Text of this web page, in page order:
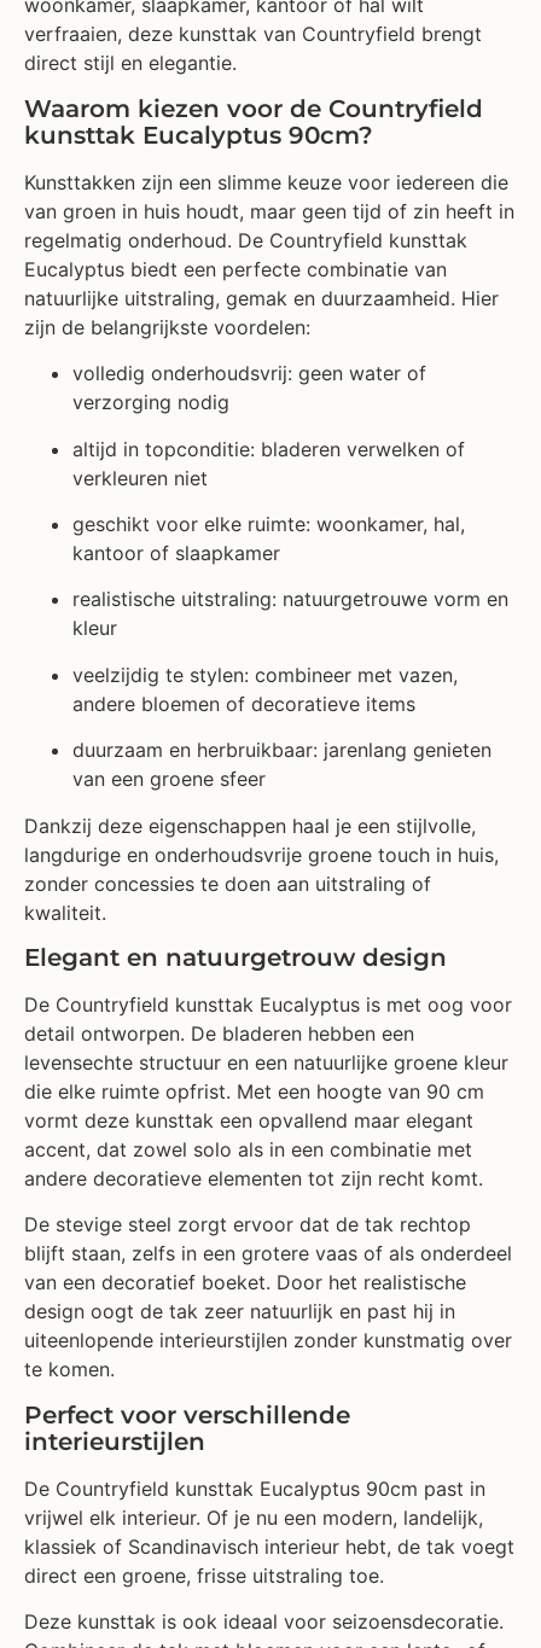
woonkamer, slaapkamer, kantoor of hal wilt
verfraaien, deze kunsttak van Countryfield brengt
direct stijl en elegantie.
Waarom kiezen voor de Countryfield
kunsttak Eucalyptus 90cm?
Kunsttakken zijn een slimme keuze voor iedereen die
van groen in huis houdt, maar geen tijd of zin heeft in
regelmatig onderhoud. De Countryfield kunsttak
Eucalyptus biedt een perfecte combinatie van
natuurlijke uitstraling, gemak en duurzaamheid. Hier
zijn de belangrijkste voordelen:
volledig onderhoudsvrij: geen water of
verzorging nodig
altijd in topconditie: bladeren verwelken of
verkleuren niet
geschikt voor elke ruimte: woonkamer, hal,
kantoor of slaapkamer
realistische uitstraling: natuurgetrouwe vorm en
kleur
veelzijdig te stylen: combineer met vazen,
andere bloemen of decoratieve items
duurzaam en herbruikbaar: jarenlang genieten
van een groene sfeer
Dankzij deze eigenschappen haal je een stijlvolle,
langdurige en onderhoudsvrije groene touch in huis,
zonder concessies te doen aan uitstraling of
kwaliteit.
Elegant en natuurgetrouw design
De Countryfield kunsttak Eucalyptus is met oog voor
detail ontworpen. De bladeren hebben een
levensechte structuur en een natuurlijke groene kleur
die elke ruimte opfrist. Met een hoogte van 90 cm
vormt deze kunsttak een opvallend maar elegant
accent, dat zowel solo als in een combinatie met
andere decoratieve elementen tot zijn recht komt.
De stevige steel zorgt ervoor dat de tak rechtop
blijft staan, zelfs in een grotere vaas of als onderdeel
van een decoratief boeket. Door het realistische
design oogt de tak zeer natuurlijk en past hij in
uiteenlopende interieurstijlen zonder kunstmatig over
te komen.
Perfect voor verschillende
interieurstijlen
De Countryfield kunsttak Eucalyptus 90cm past in
vrijwel elk interieur. Of je nu een modern, landelijk,
klassiek of Scandinavisch interieur hebt, de tak voegt
direct een groene, frisse uitstraling toe.
Deze kunsttak is ook ideaal voor seizoensdecoratie.